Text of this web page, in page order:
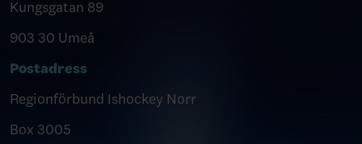
Kungsgatan 89
903 30 Umeå
Postadress
Regionförbund Ishockey Norr
Box 3005